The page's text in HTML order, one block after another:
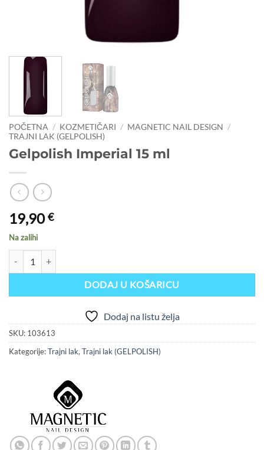
POČETNA / KOZMETIČARI / MAGNETIC NAIL DESIGN /
TRAJNI LAK (GELPOLISH)
Gelpolish Imperial 15 ml
19,90€
Na zalihi
DODAJ U KOŠARICU
Dodaj na listu želja
SKU: 103613
Kategorije:Trajni lak, Trajni lak (GELPOLISH)